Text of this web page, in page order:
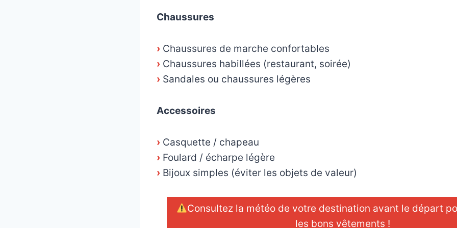
Chaussures
› Chaussures de marche confortables
› Chaussures habillées (restaurant, soirée)
› Sandales ou chaussures légères
Accessoires
› Casquette / chapeau
› Foulard / écharpe légère
› Bijoux simples (éviter les objets de valeur)
Consultez la météo de votre destination avant le départ
les bons vêtements !